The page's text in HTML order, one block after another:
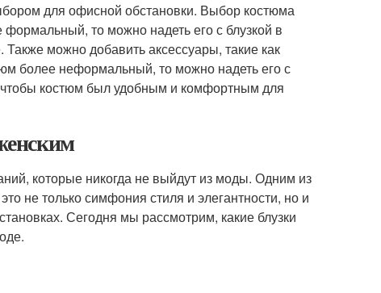
для офисной обстановки. Выбор костюма
то можно надеть его с блузкой в
можно добавить аксессуары, такие как
более неформальный, то можно надеть его с
чтобы костюм был удобным и комфортным для
которые никогда не выйдут из моды. Одним из
не только симфония стиля и элегантности, но и
Сегодня мы рассмотрим, какие блузки